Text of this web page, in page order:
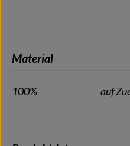
Material
100% auf